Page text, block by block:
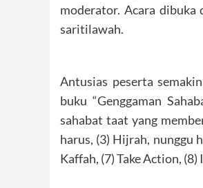
moderator. Acara dibuka
saritilawah.
Antusias peserta
buku “Genggaman
sahabat taat yang
harus, (3) Hijrah, nunggu
Kaffah, (7) Take Action,